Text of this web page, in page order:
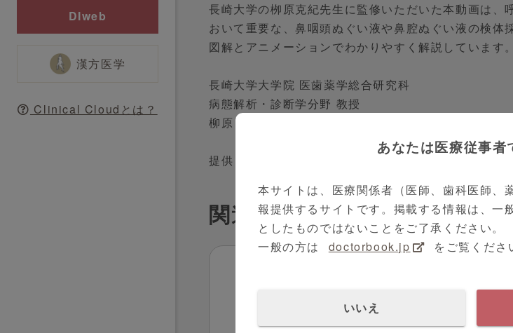
DIweb
漢方医学
Clinical Cloudとは？
長崎大学の栁原克紀先生に監修いただいた本動画は、
おいて重要な、鼻咽頭ぬぐい液や鼻腔ぬぐい液の検体
図解とアニメーションでわかりやすく解説しています。
長崎大学大学院 医歯薬学総合研究科
病態解析・診断学分野 教授
柳原 克紀先生 監修
提供：アボット ダイアグノスティクスメディカル 株式
関連医療機器・その他 Related
あなたは医療従事者
本サイトは、医療関係者（医師、歯科医師、
報提供するサイトです。掲載する情報は、一
としたものではないことをご了承ください。
一般の方は
doctorbook.jp をご覧くださ
いいえ